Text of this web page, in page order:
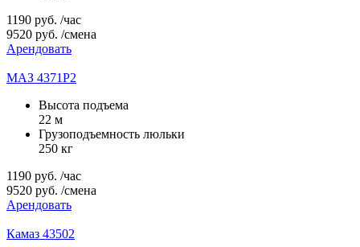
1190 руб. /час
9520 руб. /смена
Арендовать
МАЗ 4371P2
Высота подъема
22 м
Грузоподъемность люльки
250 кг
1190 руб. /час
9520 руб. /смена
Арендовать
Камаз 43502